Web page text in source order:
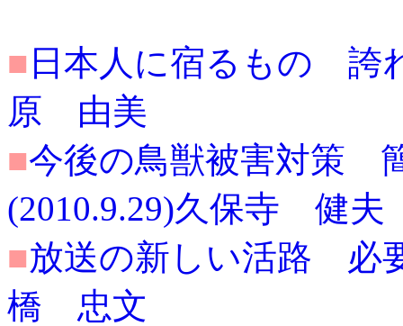
■ 日本人に宿るもの 誇
原 由美
■今後の鳥獣被害対策
(2010.9.29)久保寺 健夫
■放送の新しい活路 必
橋 忠文